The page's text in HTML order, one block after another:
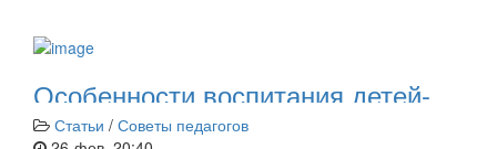
Особенности воспитания детей-
экстравертов
Статьи / Советы педагогов